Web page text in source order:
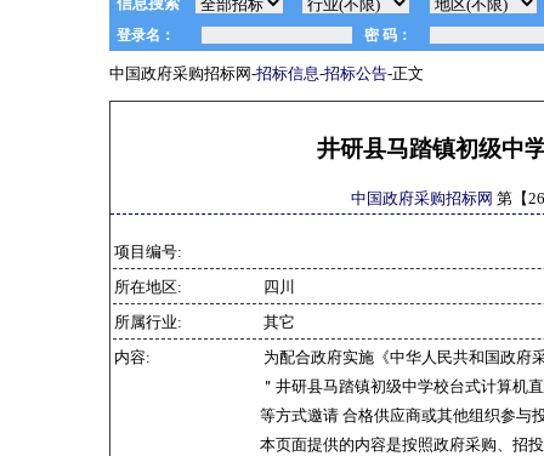
中国政府采购招标网-招标信息-招标公告-正文
井研县马踏镇初级中
中国政府采购招标网 第【
项目编号:
所在地区:
四川
所属行业:
其它
内容:
为配合政府实施《中华人民共和国政府
＂井研县马踏镇初级中学校台式计算机
等方式邀请 合格供应商或其他组织参与
本页面提供的内容是按照政府采购、招